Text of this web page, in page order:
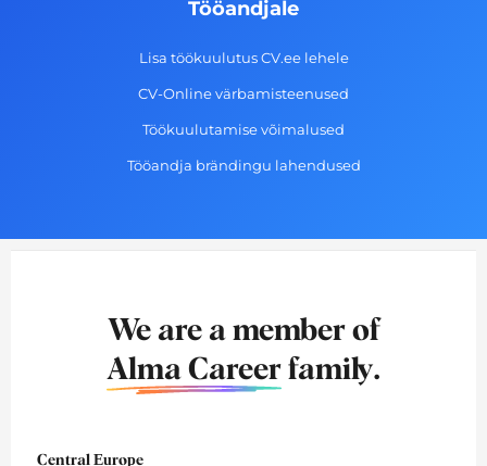
Tööandjale
Lisa töökuulutus CV.ee lehele
CV-Online värbamisteenused
Töökuulutamise võimalused
Tööandja brändingu lahendused
We are a member of
Alma Career family.
Central Europe